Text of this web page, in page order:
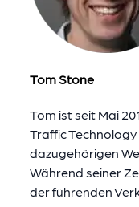
Tom Stone
Tom ist seit Mai
Traffic
dazugehörigen
Während seiner
der führenden